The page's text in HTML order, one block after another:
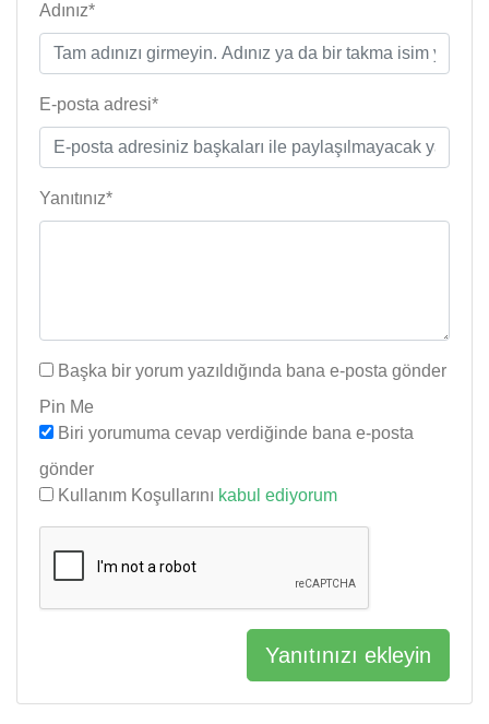
Adınız*
E-posta adresi*
Yanıtınız*
Başka bir yorum yazıldığında bana e-posta gönder
Pin Me
Biri yorumuma cevap verdiğinde bana e-posta
gönder
Kullanım Koşullarını kabul ediyorum
Yanıtınızı ekleyin